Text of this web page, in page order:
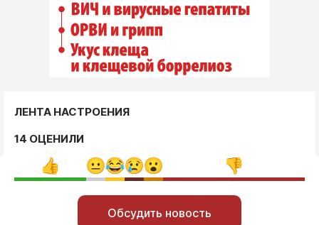
ЛЕНТА НАСТРОЕНИЯ
14 ОЦЕНИЛИ
Обсудить новость